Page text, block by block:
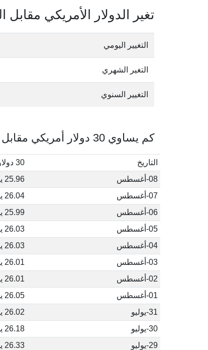
تغير الدولار الأمريكي مقابل
التغيير اليومي
التغير الشهري
التغيير السنوي
كم يساوي 30 دولار أمريكي مقابل اليورو في أغسطس, 2026
التاريخ
30 دولار أمريكي إلى يورو
08-أغسطس
25.96 يورو
07-أغسطس
26.04 يورو
06-أغسطس
25.99 يورو
05-أغسطس
26.03 يورو
04-أغسطس
26.03 يورو
03-أغسطس
26.01 يورو
02-أغسطس
26.01 يورو
01-أغسطس
26.05 يورو
31-يوليو
26.02 يورو
30-يوليو
26.18 يورو
29-يوليو
26.33 يورو